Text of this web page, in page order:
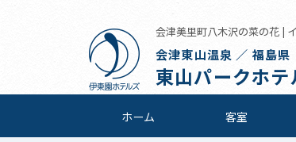
会津美里町八木沢の菜の花 |
会津東山温泉 ／ 福島県
東山パークホテ
ホーム 客室